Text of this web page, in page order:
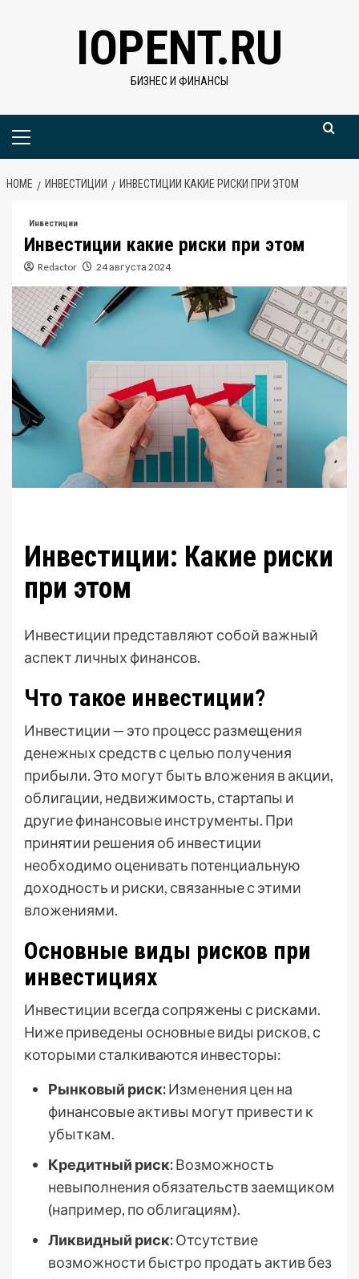
IOPENT.RU
БИЗНЕС И ФИНАНСЫ
Primary
HOME ИНВЕСТИЦИИ ИНВЕСТИЦИИ КАКИЕ РИСКИ ПРИ ЭТОМ
Инвестиции
Инвестиции какие риски при этом
Redactor 24 августа 2024
Инвестиции: Какие риски
при этом
Инвестиции представляют собой важный
аспект личных финансов.
Что такое инвестиции?
Инвестиции — это процесс размещения
денежных средств с целью получения
прибыли. Это могут быть вложения в акции,
облигации, недвижимость, стартапы и
другие финансовые инструменты. При
принятии решения об инвестиции
необходимо оценивать потенциальную
доходность и риски, связанные с этими
вложениями.
Основные виды рисков при
инвестициях
Инвестиции всегда сопряжены с рисками.
Ниже приведены основные виды рисков, с
которыми сталкиваются инвесторы:
Рынковый риск:Изменения цен на
финансовые активы могут привести к
убыткам.
Кредитный риск:Возможность
невыполнения обязательств заемщиком
(например, по облигациям).
Ликвидный риск:Отсутствие
возможности быстро продать актив без